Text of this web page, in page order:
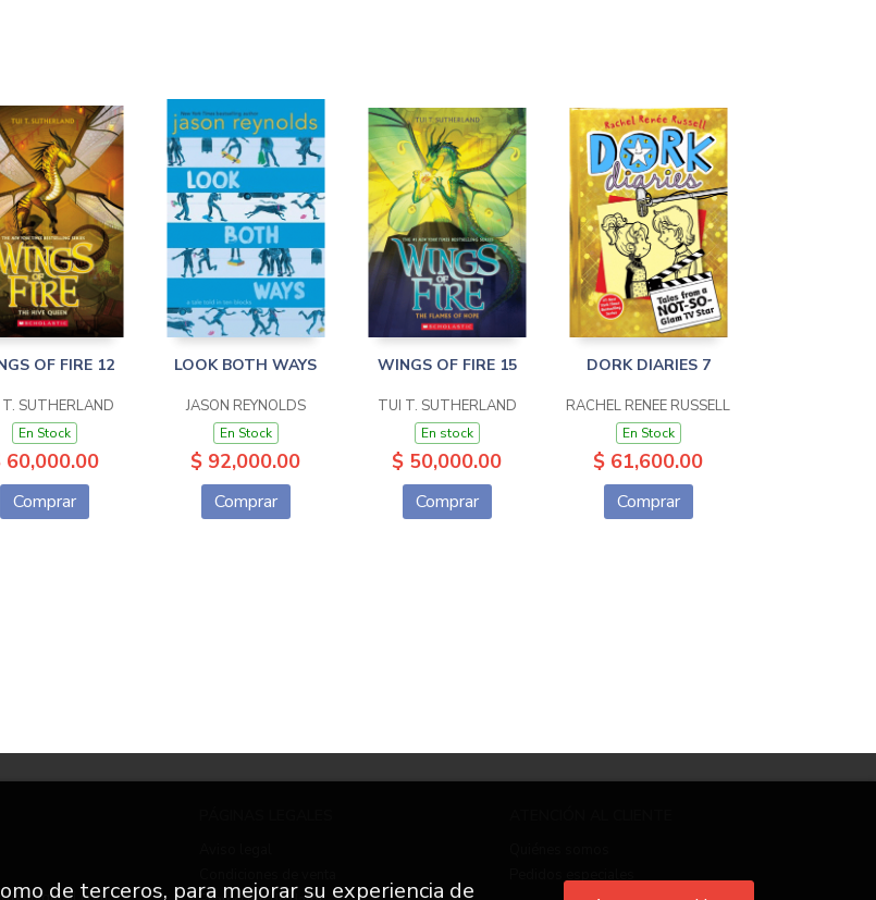
OF FIRE 12
SUTHERLAND
En Stock
60,000.00
Comprar
LOOK BOTH WAYS
JASON REYNOLDS
En Stock
$ 92,000.00
Comprar
WINGS OF FIRE 15
TUI T. SUTHERLAND
En stock
$ 50,000.00
Comprar
DORK DIARIES 7
RACHEL RENEE RUSSELL
En Stock
$ 61,600.00
Comprar
de terceros, para mejorar su experiencia de